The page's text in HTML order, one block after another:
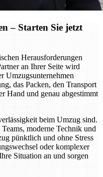
– Starten Sie jetzt
Herausforderungen
an Ihrer Seite wird
Umzugsunternehmen
das Packen, den Transport
Hand und genau abgestimmt
beim Umzug sind.
moderne Technik und
pünktlich und ohne Stress
oder komplexer
Situation an und sorgen